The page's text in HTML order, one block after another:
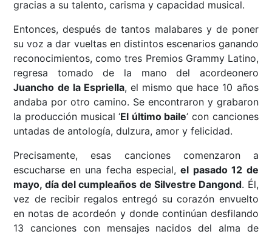
gracias a su talento, carisma y capacidad musical.
Entonces, después de tantos malabares y de poner
su voz a dar vueltas en distintos escenarios ganando
reconocimientos, como tres Premios Grammy Latino,
regresa tomado de la mano del acordeonero
Juancho de la Espriella, el mismo que hace 10 años
andaba por otro camino. Se encontraron y grabaron
la producción musical ‘El último baile’ con canciones
untadas de antología, dulzura, amor y felicidad.
Precisamente, esas canciones comenzaron a
escucharse en una fecha especial,el pasado 12 de
mayo, día del cumpleaños de Silvestre Dangond. Él,
vez de recibir regalos entregó su corazón envuelto
en notas de acordeón y donde continúan desfilando
13 canciones con mensajes nacidos del alma de